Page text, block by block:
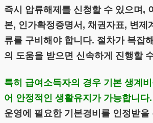
즉시 압류해제를 신청할 수 있으며,
본, 인가확정증명서, 채권자표, 변제
류를 구비해야 합니다. 절차가 복잡
의 도움을 받으면 신속하게 진행할
특히 급여소득자의 경우 기본 생계
어 안정적인 생활유지가 가능합니다.
운영에 필요한 기본경비를 인정받을